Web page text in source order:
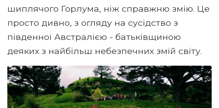
шиплячого Горлума, ніж справжню змію. Це
просто дивно, з огляду на сусідство з
південної Австралією - батьківщиною
деяких з найбільш небезпечних змій світу.